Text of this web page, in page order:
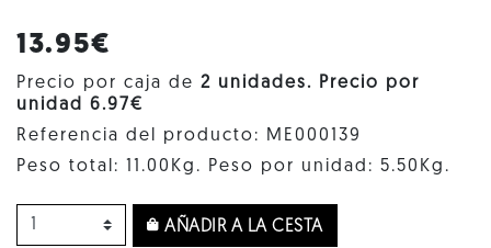
13.95€
Precio por caja de 2 unidades. Precio por
unidad 6.97€
Referencia del producto: ME000139
Peso total: 11.00Kg. Peso por unidad: 5.50Kg.
AÑADIR A LA CESTA